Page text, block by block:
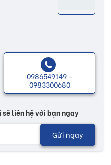
thương hiệu Việt Nhật
làm tăng khả năng chịu
trượt, trầy xước và thoát
mới.
họa tiết độc đáo sẽ có
sở thích của mỗi người.
kế phù hợp với mọi không
phòng ngủ, khách sạn,
0986549149 -
0983300680
liên hệ với bạn ngay
Gửi ngay